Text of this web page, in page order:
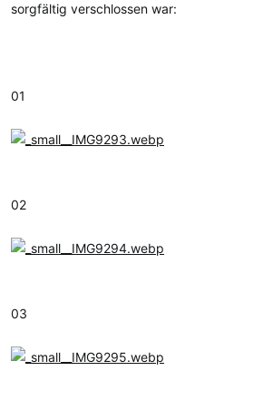
sorgfältig verschlossen war:
01
02
03